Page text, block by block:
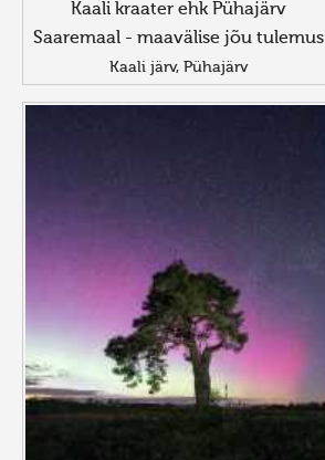
Kaali kraater ehk Pühajärv
Saaremaal - maavälise jõu tulemus
Kaali järv, Pühajärv